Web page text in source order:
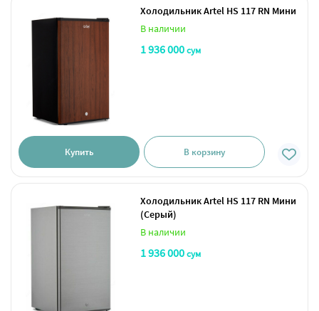
Холодильник Artel HS 117 RN Мини
В наличии
1 936 000сум
Купить В корзину
Холодильник Artel HS 117 RN Мини
(Серый)
В наличии
1 936 000сум